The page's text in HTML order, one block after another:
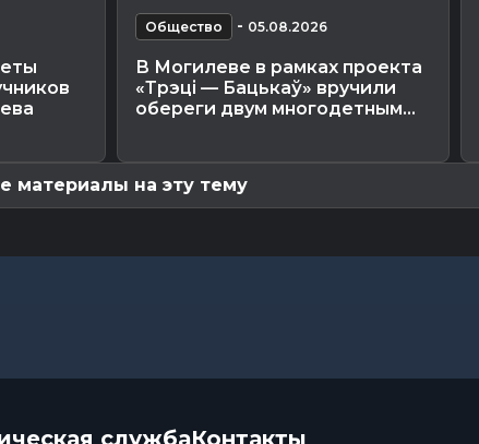
Общество - 05.08.2026
В Могилеве в рамках проекта
«Трэці — Бацькаў» вручили
обереги двум многодетным...
материалы на эту тему
службаКонтакты